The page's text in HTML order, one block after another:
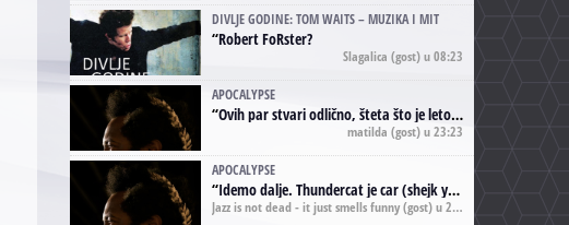
DIVLJE GODINE: TOM WAITS – MUZIKA I MIT
“Robert FoRster?
Slagalica (gost) u 08:23
APOCALYPSE
“Ovih par stvari odlično, šteta što je leto pri kraju, a kaput koji te vervoatno podseća na pirotski ćilim je iz tradicije Navaho indijanaca ;)
matilda (gost) u 23:23
APOCALYPSE
“Idemo dalje. Thundercat je car (shejk yerbuti )!
Jazz is not dead - it just smells funny(gost) u 20:11